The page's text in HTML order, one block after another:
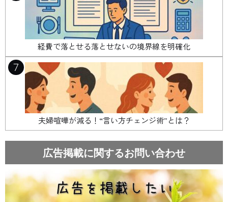
経費で落とせる落とせないの境界線を明確化
7
夫婦喧嘩が減る！“言い方チェンジ術”とは？
広告掲載に関するお問い合わせ